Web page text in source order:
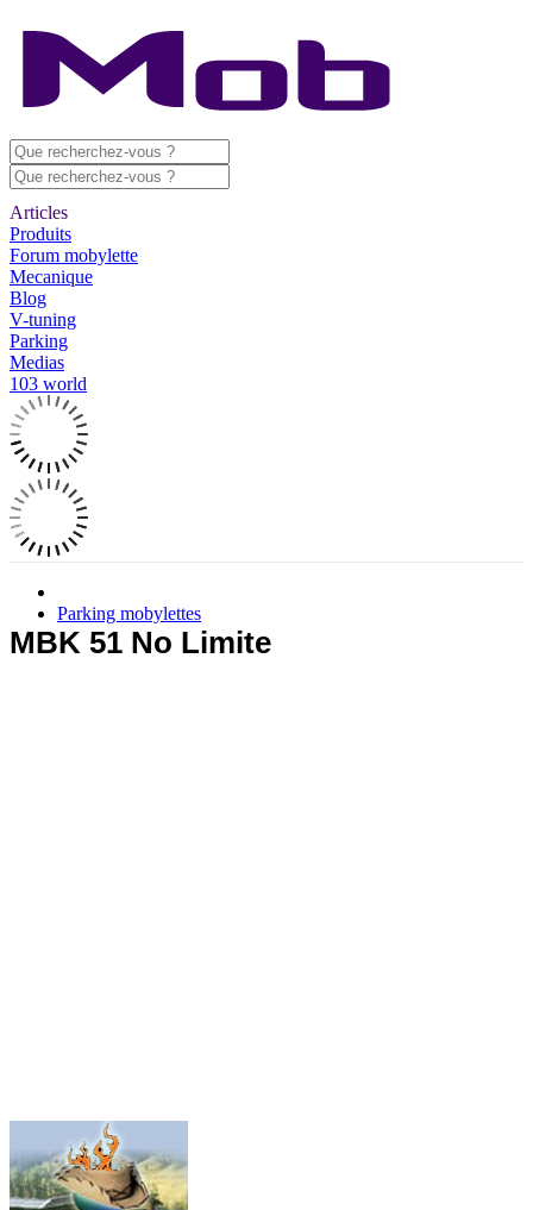
Articles
Produits
Forum mobylette
Mecanique
Blog
V-tuning
Parking
Medias
103 world
Parking mobylettes
MBK 51 No Limite